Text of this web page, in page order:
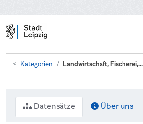
Kategorien Landwirtschaft, Fischerei,...
Datensätze Über uns